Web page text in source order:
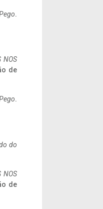
.
NOS
de
.
do
NOS
de